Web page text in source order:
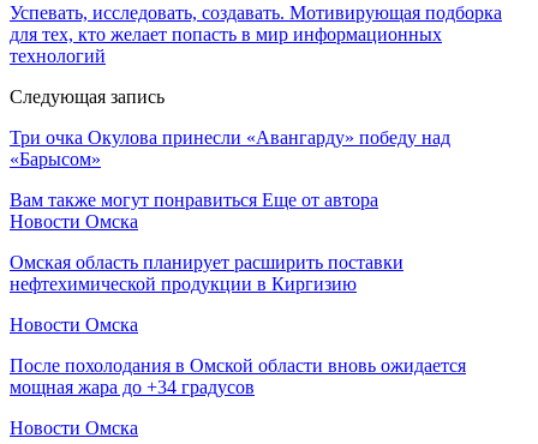
Успевать, исследовать, создавать. Мотивирующая подборка
для тех, кто желает попасть в мир информационных
технологий
Следующая запись
Три очка Окулова принесли «Авангарду» победу над
«Барысом»
Вам также могут понравиться Еще от автора
Новости Омска
Омская область планирует расширить поставки
нефтехимической продукции в Киргизию
Новости Омска
После похолодания в Омской области вновь ожидается
мощная жара до +34 градусов
Новости Омска